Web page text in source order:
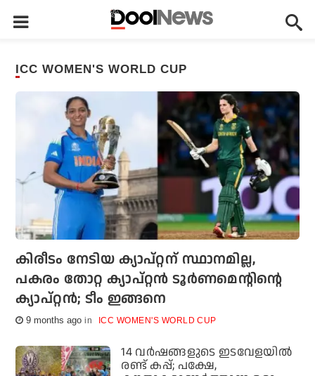
ICC WOMEN'S WORLD CUP
കിരീടം നേടിയ ക്യാപ്റ്റന് സ്ഥാനമില്ല,
പകരം തോറ്റ ക്യാപ്റ്റന്‍ ടൂര്‍ണമെന്റിന്റെ
ക്യാപ്റ്റന്‍; ടീം ഇങ്ങനെ
9 months ago ICC WOMEN'S WORLD CUP
14 വര്‍ഷങ്ങളുടെ ഇടവേളയില്‍
രണ്ട് കപ്പ്; പക്ഷേ,